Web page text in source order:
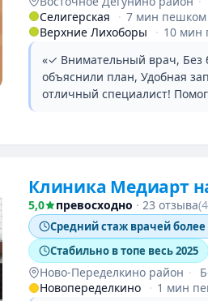
Селигерская
· 7 мин пешком
Верхние Лихоборы
· 10 мин
«✓ Внимательный врач, Без
объяснили план, Удобная
отличный специалист!
Клиника Медиарт
5,0 превосходно · 23 отзыва
Средний стаж врачей более
Стабильно в топе весь 2025
Ново-Переделкино район ·
Новопеределкино · 1 мин